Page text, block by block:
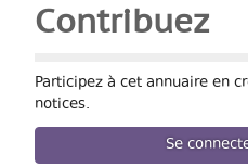
Contribuez
Participez à cet annuaire en
notices.
Se